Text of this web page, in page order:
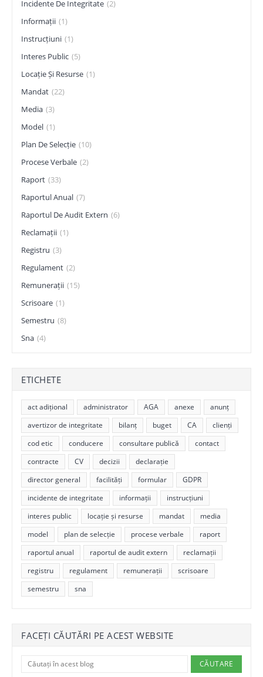
Incidente De Integritate (2)
Informații (1)
Instrucțiuni (1)
Interes Public (5)
Locație Și Resurse (1)
Mandat (22)
Media (3)
Model (1)
Plan De Selecție (10)
Procese Verbale (2)
Raport (33)
Raportul Anual (7)
Raportul De Audit Extern (6)
Reclamații (1)
Registru (3)
Regulament (2)
Remunerații (15)
Scrisoare (1)
Semestru (8)
Sna (4)
ETICHETE
act adițional administrator AGA anexe
anunț
avertizor de integritate
bilanț buget CA
clienți
cod etic
conducere consultare publică
contact
contracte
CV decizii
declarație
director general
facilități formular
GDPR
incidente de integritate
informații
instrucțiuni
interes public
locație și resurse mandat
media
model
plan de selecție procese verbale
raport
raportul anual
raportul de audit extern
reclamații
registru
regulament remunerații
scrisoare
semestru
sna
FACEȚI CĂUTĂRI PE ACEST WEBSITE